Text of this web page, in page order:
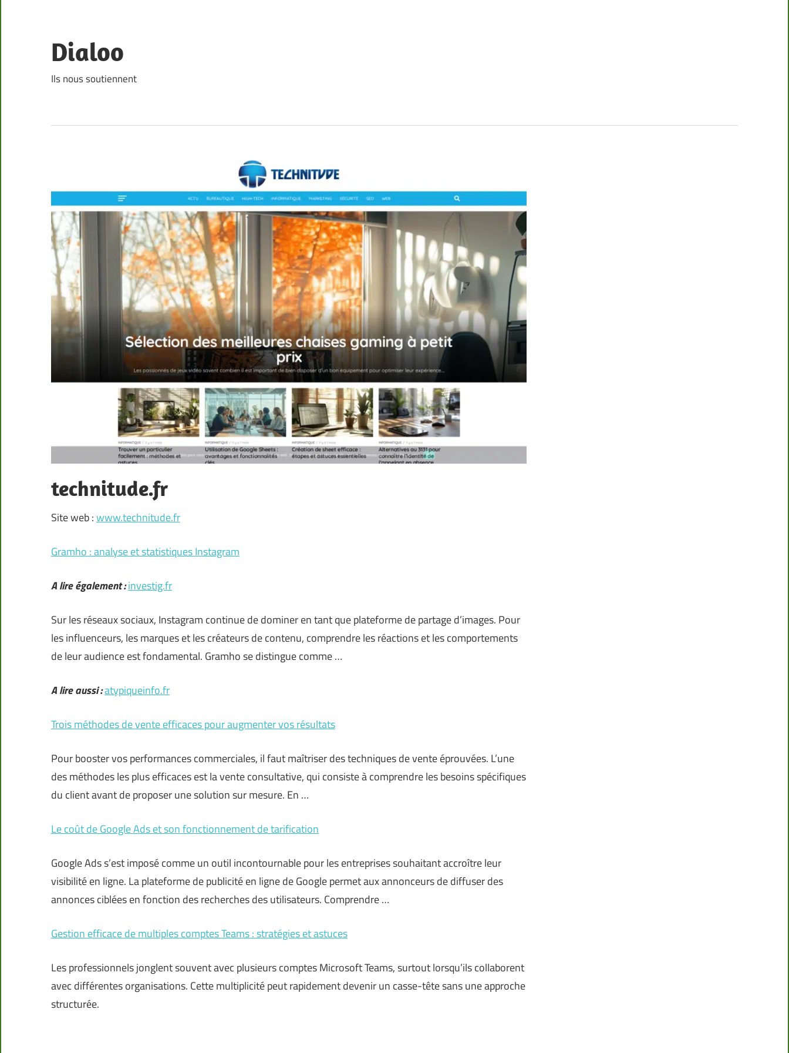
content
Dialoo
Ils nous soutiennent
technitude.fr
Site web :www.technitude.fr
Gramho : analyse et statistiques Instagram
A lire également :investig.fr
Sur les réseaux sociaux, Instagram continue de dominer en tant que plateforme de partage d’images. Pour
les influenceurs, les marques et les créateurs de contenu, comprendre les réactions et les comportements
de leur audience est fondamental. Gramho se distingue comme …
A lire aussi :atypiqueinfo.fr
Trois méthodes de vente efficaces pour augmenter vos résultats
Pour booster vos performances commerciales, il faut maîtriser des techniques de vente éprouvées. L’une
des méthodes les plus efficaces est la vente consultative, qui consiste à comprendre les besoins spécifiques
du client avant de proposer une solution sur mesure. En …
Le coût de Google Ads et son fonctionnement de tarification
Google Ads s’est imposé comme un outil incontournable pour les entreprises souhaitant accroître leur
visibilité en ligne. La plateforme de publicité en ligne de Google permet aux annonceurs de diffuser des
annonces ciblées en fonction des recherches des utilisateurs. Comprendre …
Gestion efficace de multiples comptes Teams : stratégies et astuces
Les professionnels jonglent souvent avec plusieurs comptes Microsoft Teams, surtout lorsqu’ils collaborent
avec différentes organisations. Cette multiplicité peut rapidement devenir un casse-tête sans une approche
structurée.